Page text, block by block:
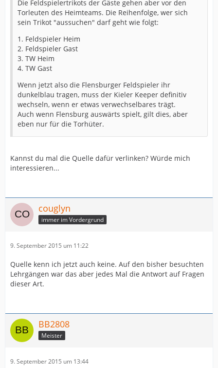
Die Feldspielertrikots der Gäste gehen aber vor den
Torleuten des Heimteams. Die Reihenfolge, wer sich
sein Trikot "aussuchen" darf geht wie folgt:
1. Feldspieler Heim
2. Feldspieler Gast
3. TW Heim
4. TW Gast
Wenn jetzt also die Flensburger Feldspieler ihr
dunkelblau tragen, muss der Kieler Keeper definitiv
wechseln, wenn er etwas verwechselbares trägt.
Auch wenn Flensburg auswärts spielt, gilt dies, aber
eben nur für die Torhüter.
Kannst du mal die Quelle dafür verlinken? Würde mich
interessieren...
couglyn
immer im Vordergrund
9. September 2015 um 11:22
Quelle kenn ich jetzt auch keine. Auf den bisher besuchten
Lehrgängen war das aber jedes Mal die Antwort auf Fragen
dieser Art.
BB2808
Meister
9. September 2015 um 13:44